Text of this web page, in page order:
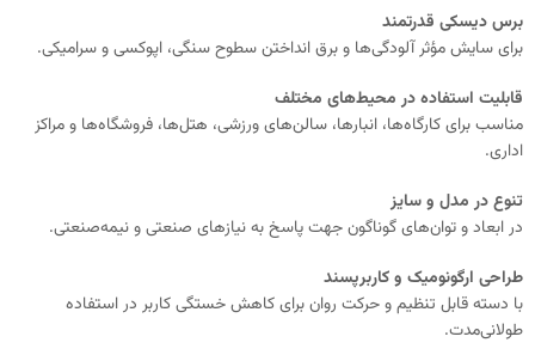
برس دیسکی قدرتمند
برای سایش مؤثر آلودگی‌ها و برق انداختن سطوح سنگی، اپوکسی و سرامیکی.
قابلیت استفاده در محیط‌های مختلف
مناسب برای کارگاه‌ها، انبارها، سالن‌های ورزشی، هتل‌ها، فروشگاه‌ها و مراکز
اداری.
تنوع در مدل و سایز
در ابعاد و توان‌های گوناگون جهت پاسخ به نیازهای صنعتی و نیمه‌صنعتی.
طراحی ارگونومیک و کاربرپسند
با دسته قابل تنظیم و حرکت روان برای کاهش خستگی کاربر در استفاده
طولانی‌مدت.